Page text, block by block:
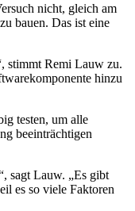
nicht, gleich am
bauen. Das ist eine
stimmt Remi Lauw zu.
hinzu
testen, um alle
beeinträchtigen
sagt Lauw. „Es gibt
es so viele Faktoren